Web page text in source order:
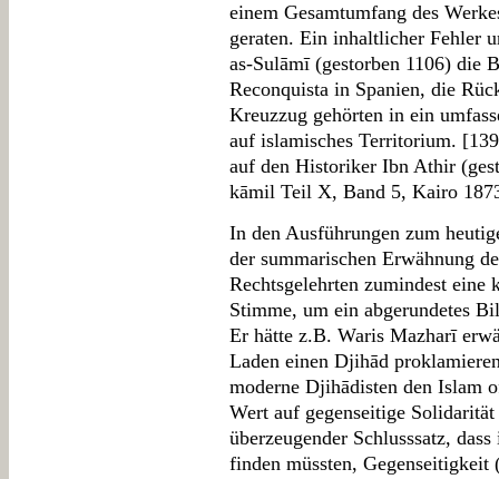
einem Gesamtumfang des
geraten. Ein inhaltlicher Fehler
as-Sulāmī (gestorben 1106) die
Reconquista in Spanien, die
Kreuzzug gehörten in ein
auf islamisches Territorium.
auf den Historiker Ibn Athir
kāmil Teil X, Band 5, Kairo
In den Ausführungen zum
der summarischen Erwähnung
Rechtsgelehrten zumindest eine
Stimme, um ein abgerundetes
Er hätte z.B. Waris Mazharī
Laden einen Djihād
moderne Djihādisten den Islam
Wert auf gegenseitige
überzeugender Schlusssatz,
finden müssten,